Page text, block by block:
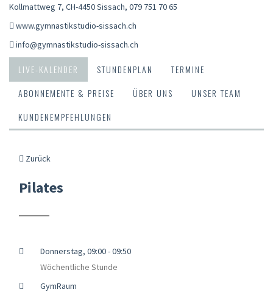
Kollmattweg 7, CH-4450 Sissach, 079 751 70 65
www.gymnastikstudio-sissach.ch
info@gymnastikstudio-sissach.ch
LIVE-KALENDER STUNDENPLAN
TERMINE
ABONNEMENTE & PREISE
ÜBER UNS
UNSER TEAM
KUNDENEMPFEHLUNGEN
Zurück
Pilates
Donnerstag, 09:00 - 09:50
Wöchentliche Stunde
GymRaum